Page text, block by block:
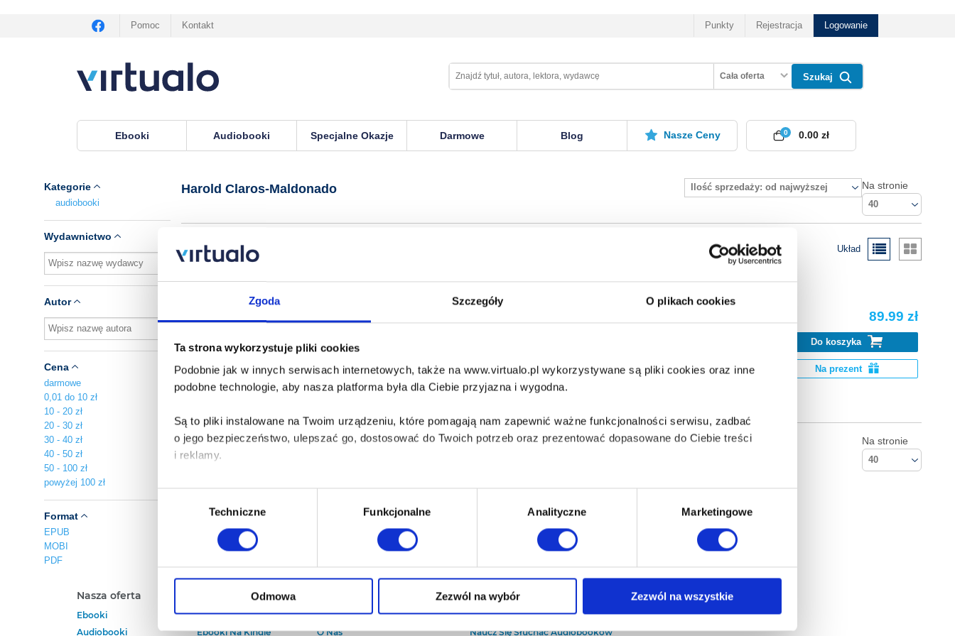
Zgoda Szczegóły O plikach cookies
Ta strona wykorzystuje pliki cookies
Podobnie jak w innych serwisach internetowych, także na www.virtualo.pl wykorzystywane są pliki cookies oraz inne
podobne technologie, aby nasza platforma była dla Ciebie przyjazna i wygodna.
Są to pliki instalowane na Twoim urządzeniu, które pomagają nam zapewnić ważne funkcjonalności serwisu, zadbać
o jego bezpieczeństwo, ulepszać go, dostosować do Twoich potrzeb oraz prezentować dopasowane do Ciebie treści
i reklamy.
Poza plikami, które są nam niezbędne do prawidłowego i bezpiecznego działania serwisu - są także takie, które wymagają
Twojej zgody.
Każda udzielona zgoda poprawi Twoje doświadczenia jeśli jesteś naszym Użytkownikiem.
Techniczne Funkcjonalne Analityczne Marketingowe
Odmowa Zezwól na wybór Zezwól na wszystkie
Pomoc Kontakt Punkty Rejestracja Logowanie
Cała oferta Szukaj
Ebooki Audiobooki Specjalne Okazje Darmowe Blog Nasze Ceny 0
0.00 zł
Kategorie
audiobooki
Wydawnictwo
Autor
Cena
darmowe
0,01 do 10 zł
10 - 20 zł
20 - 30 zł
30 - 40 zł
40 - 50 zł
50 - 100 zł
powyżej 100 zł
Format
EPUB
MOBI
PDF
Harold Claros-Maldonado Ilość sprzedaży: od najwyższej Na stronie
40
Układ
Audiobook po zakupie nie będzie dostępny do słuchania w aplikacji Empik Go. Pobierz
AUDIOBOOK:
Zabezpieczenie: brak
89.99 zł
Do koszyka
Na prezent
Na stronie
40
Nasza oferta
Ebooki
Audiobooki
Polecamy
Darmowe Ebooki
Ebooki Na Kindle
Kontakt
O Nas
Baza wiedzy
Który Format Ebooka Wybrać?
Naucz Się Słuchać Audiobooków
Kontakt
Empik S.A